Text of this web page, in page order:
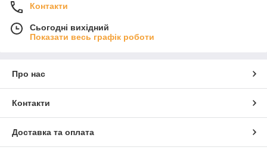
Контакти
Сьогодні вихідний
Показати весь графік роботи
Про нас
Контакти
Доставка та оплата